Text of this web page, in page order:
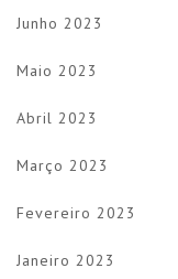
Junho 2023
Maio 2023
Abril 2023
Março 2023
Fevereiro 2023
Janeiro 2023